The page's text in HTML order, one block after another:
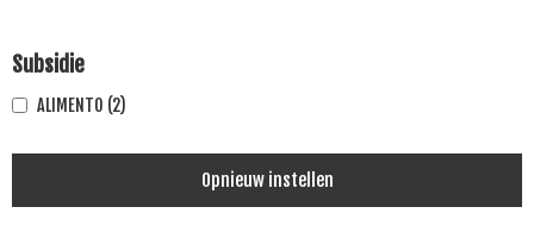
Subsidie
ALIMENTO (2)
Opnieuw instellen